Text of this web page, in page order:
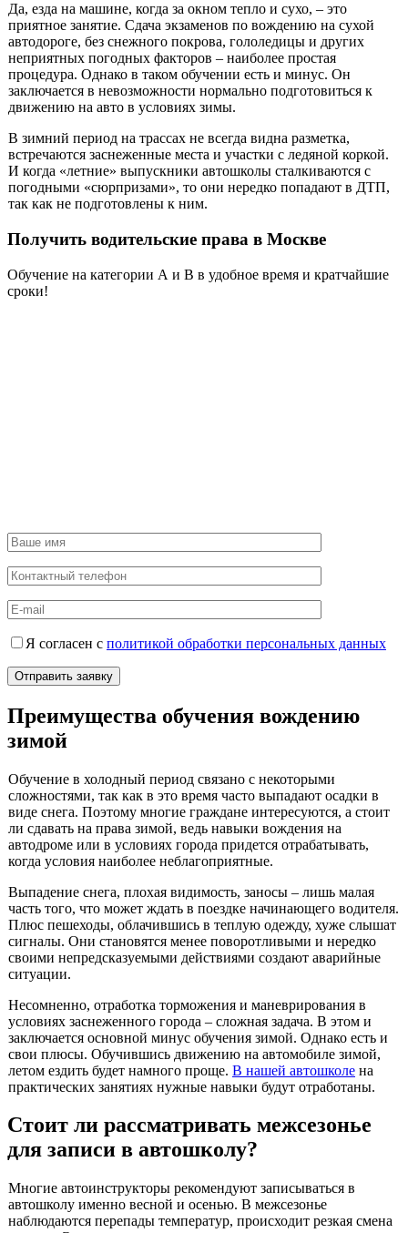
Да, езда на машине, когда за окном тепло и сухо, – это
приятное занятие. Сдача экзаменов по вождению на сухой
автодороге, без снежного покрова, гололедицы и других
неприятных погодных факторов – наиболее простая
процедура. Однако в таком обучении есть и минус. Он
заключается в невозможности нормально подготовиться к
движению на авто в условиях зимы.
В зимний период на трассах не всегда видна разметка,
встречаются заснеженные места и участки с ледяной коркой.
И когда «летние» выпускники автошколы сталкиваются с
погодными «сюрпризами», то они нередко попадают в ДТП,
так как не подготовлены к ним.
Получить водительские права в Москве
Обучение на категории А и В в удобное время и кратчайшие
сроки!
Я согласен с политикой обработки персональных данных
Преимущества обучения вождению
зимой
Обучение в холодный период связано с некоторыми
сложностями, так как в это время часто выпадают осадки в
виде снега. Поэтому многие граждане интересуются, а стоит
ли сдавать на права зимой, ведь навыки вождения на
автодроме или в условиях города придется отрабатывать,
когда условия наиболее неблагоприятные.
Выпадение снега, плохая видимость, заносы – лишь малая
часть того, что может ждать в поездке начинающего водителя.
Плюс пешеходы, облачившись в теплую одежду, хуже слышат
сигналы. Они становятся менее поворотливыми и нередко
своими непредсказуемыми действиями создают аварийные
ситуации.
Несомненно, отработка торможения и маневрирования в
условиях заснеженного города – сложная задача. В этом и
заключается основной минус обучения зимой. Однако есть и
свои плюсы. Обучившись движению на автомобиле зимой,
летом ездить будет намного проще. В нашей автошколе на
практических занятиях нужные навыки будут отработаны.
Стоит ли рассматривать межсезонье
для записи в автошколу?
Многие автоинструкторы рекомендуют записываться в
автошколу именно весной и осенью. В межсезонье
наблюдаются перепады температур, происходит резкая смена